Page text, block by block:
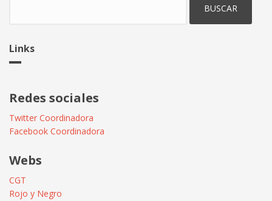
Links
Redes sociales
Twitter Coordinadora
Facebook Coordinadora
Webs
CGT
Rojo y Negro